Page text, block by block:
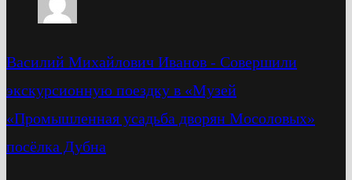
Василий Михайлович Иванов - Cовершили
экскурсионную поездку в «Музей
«Промышленная усадьба дворян Мосоловых»
посёлка Дубна